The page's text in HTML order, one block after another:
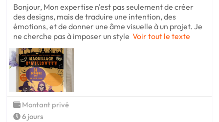
Bonjour, Mon expertise n'est pas seulement de créer
des designs, mais de traduire une intention, des
émotions, et de donner une âme visuelle à un projet. Je
ne cherche pas à imposer un style Voir tout le texte
Montant privé
6 jours